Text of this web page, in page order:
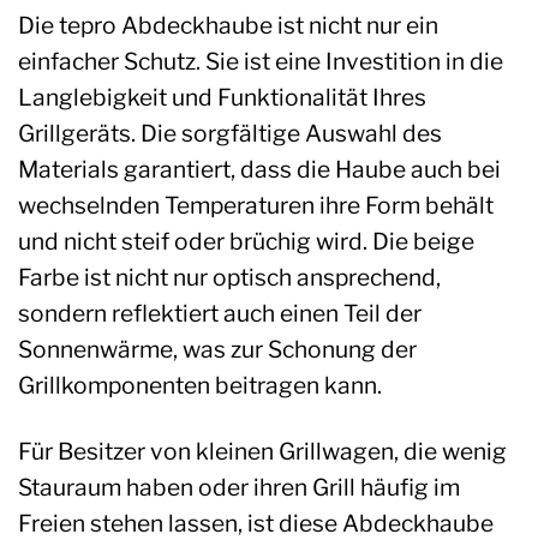
Die tepro Abdeckhaube ist nicht nur ein
einfacher Schutz. Sie ist eine Investition in die
Langlebigkeit und Funktionalität Ihres
Grillgeräts. Die sorgfältige Auswahl des
Materials garantiert, dass die Haube auch bei
wechselnden Temperaturen ihre Form behält
und nicht steif oder brüchig wird. Die beige
Farbe ist nicht nur optisch ansprechend,
sondern reflektiert auch einen Teil der
Sonnenwärme, was zur Schonung der
Grillkomponenten beitragen kann.
Für Besitzer von kleinen Grillwagen, die wenig
Stauraum haben oder ihren Grill häufig im
Freien stehen lassen, ist diese Abdeckhaube